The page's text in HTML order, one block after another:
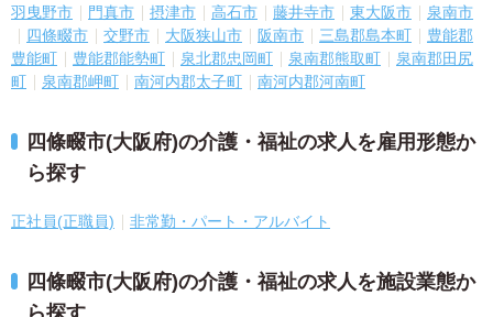
羽曳野市
門真市 摂津市 高石市 藤井寺市 東大阪市
泉南市
四條畷市
交野市 大阪狭山市 阪南市 三島郡島本町
豊能郡
豊能町
豊能郡能勢町 泉北郡忠岡町 泉南郡熊取町
泉南郡田尻
町
泉南郡岬町 南河内郡太子町 南河内郡河南町
四條畷市(大阪府)の介護・福祉の求人を雇用形態か
ら探す
正社員(正職員) 非常勤・パート・アルバイト
四條畷市(大阪府)の介護・福祉の求人を施設業態か